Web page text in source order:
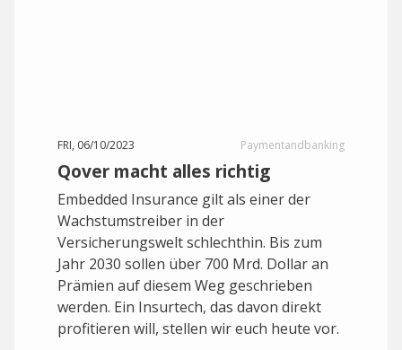
FRI, 06/10/2023 Paymentandbanking
Qover macht alles richtig
Embedded Insurance gilt als einer der
Wachstumstreiber in der
Versicherungswelt schlechthin. Bis zum
Jahr 2030 sollen über 700 Mrd. Dollar an
Prämien auf diesem Weg geschrieben
werden. Ein Insurtech, das davon direkt
profitieren will, stellen wir euch heute vor.